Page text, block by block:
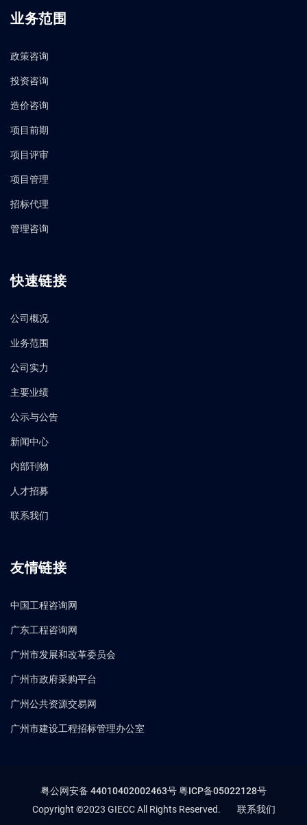
业务范围
政策咨询
投资咨询
造价咨询
项目前期
项目评审
项目管理
招标代理
管理咨询
快速链接
公司概况
业务范围
公司实力
主要业绩
公示与公告
新闻中心
内部刊物
人才招募
联系我们
友情链接
中国工程咨询网
广东工程咨询网
广州市发展和改革委员会
广州市政府采购平台
广州公共资源交易网
广州市建设工程招标管理办公室
粤公网安备 44010402002463号粤ICP备05022128号
Copyright ©2023 GIECC All Rights Reserved.
联系我们